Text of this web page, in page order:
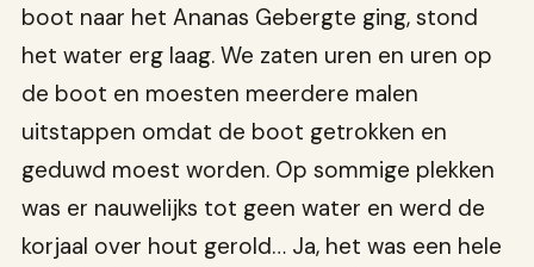
boot naar het Ananas Gebergte ging, stond
het water erg laag. We zaten uren en uren op
de boot en moesten meerdere malen
uitstappen omdat de boot getrokken en
geduwd moest worden. Op sommige plekken
was er nauwelijks tot geen water en werd de
korjaal over hout gerold… Ja, het was een hele